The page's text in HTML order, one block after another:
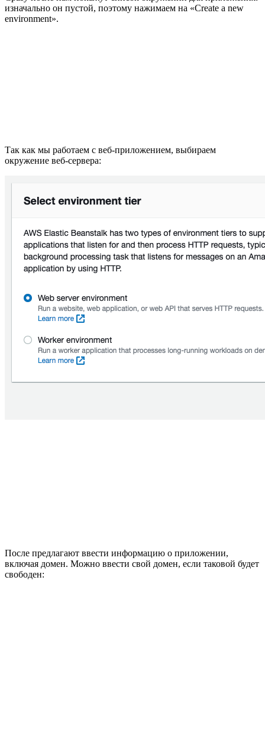
изначально он пустой, поэтому нажимаем на «Create a new
environment».
Так как мы работаем с веб-приложением, выбираем
окружение веб-сервера:
После предлагают ввести информацию о приложении,
включая домен. Можно ввести свой домен, если таковой будет
свободен: